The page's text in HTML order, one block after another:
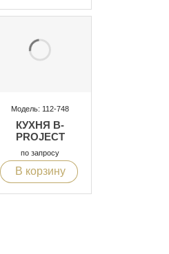
Модель: 112-748
КУХНЯ B-
PROJECT
по запросу
В корзину